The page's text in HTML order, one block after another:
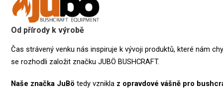
Od přírody k výrobě
Čas strávený venku nás inspiruje k vývoji produktů, které nám
se rozhodli založit značku JUBÖ BUSHCRAFT.
Naše značka JuBö tedy vznikla z opravdové vášně pro